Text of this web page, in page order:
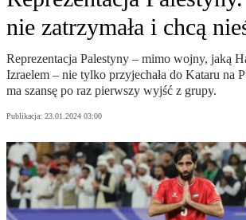
nie zatrzymała i chcą
Reprezentacja Palestyny – mimo wojny, jaką
Izraelem – nie tylko przyjechała do Kataru na
ma szansę po raz pierwszy wyjść z grupy.
Publikacja: 23.01.2024 03:00